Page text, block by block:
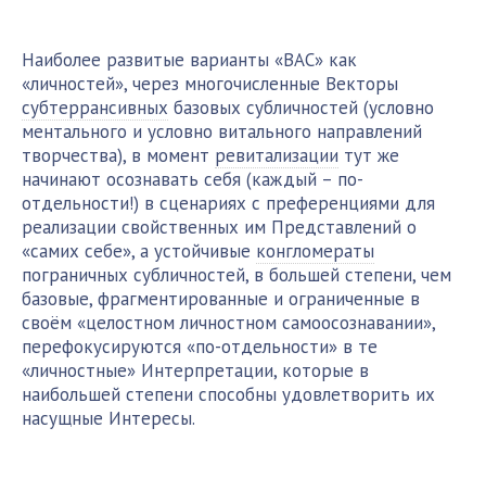
Наиболее развитые варианты «ВАС» как
«личностей», через многочисленные Векторы
субтеррансивных базовых субличностей (условно
ментального и условно витального направлений
творчества), в момент ревитализации тут же
начинают осознавать себя (каждый – по-
отдельности!) в сценариях с преференциями для
реализации свойственных им Представлений о
«самих себе», а устойчивые конгломераты
пограничных субличностей, в большей степени, чем
базовые, фрагментированные и ограниченные в
своём «целостном личностном самоосознавании»,
перефокусируются «по-отдельности» в те
«личностные» Интерпретации, которые в
наибольшей степени способны удовлетворить их
насущные Интересы.